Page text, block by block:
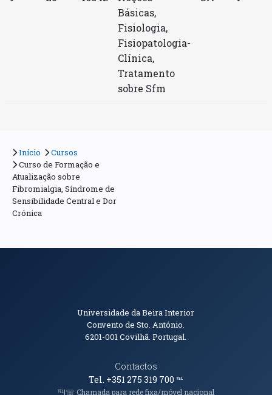
Básicas,
Fisiologia,
Fisiopatologia-
Clínica,
Tratamento
sobre Sfm
Início
Cursos
Curso de Formação e
Atualização sobre
Fibromialgia, Síndrome de
Sensibilidade Central e Dor
Crónica
Informações de Contacto
Universidade da Beira Interior
Convento de Sto. António.
6201-001Covilhã. Portugal.
Contactos
Tel. +351 275 319 700℡
℡|☏ Chamada para rede fixa/móvel nacional